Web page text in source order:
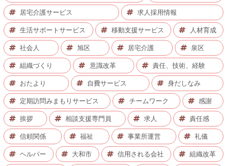
居宅介護サービス 求人採用情報
生活サポートサービス 移動支援サービス 人材育成
社会人 旭区 居宅介護 泉区
組織づくり 意識改革 責任、技術、経験
おたより 自費サービス 身だしなみ
定期訪問みまもりサービス チームワーク 感謝
挨拶 相談支援専門員 求人 責任感
信頼関係 福祉 事業所運営 礼儀
ヘルパー 大和市 信用される会社 組織改革